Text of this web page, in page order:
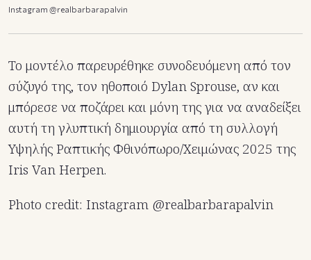
Instagram @realbarbarapalvin
Το μοντέλο παρευρέθηκε συνοδευόμενη από τον
σύζυγό της, τον ηθοποιό Dylan Sprouse, αν και
μπόρεσε να ποζάρει και μόνη της για να αναδείξει
αυτή τη γλυπτική δημιουργία από τη συλλογή
Υψηλής Ραπτικής Φθινόπωρο/Χειμώνας 2025 της
Iris Van Herpen.
Photo credit: Ιnstagram @realbarbarapalvin